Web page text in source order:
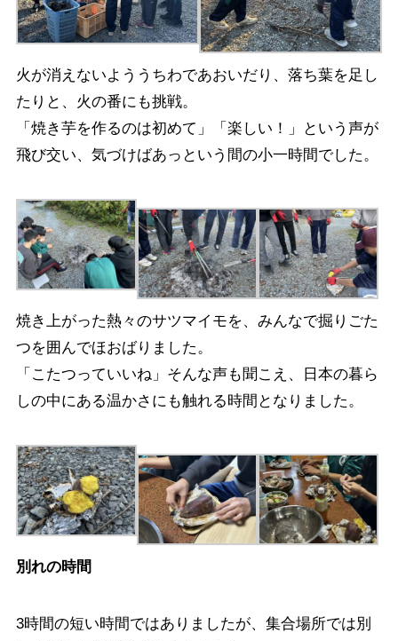
火が消えないよううちわであおいだり、落ち葉を足し
たりと、火の番にも挑戦。
「焼き芋を作るのは初めて」「楽しい！」という声が
飛び交い、気づけばあっという間の小一時間でした。
焼き上がった熱々のサツマイモを、みんなで掘りごた
つを囲んでほおばりました。
「こたつっていいね」そんな声も聞こえ、日本の暮ら
しの中にある温かさにも触れる時間となりました。
別れの時間
3時間の短い時間ではありましたが、集合場所では別